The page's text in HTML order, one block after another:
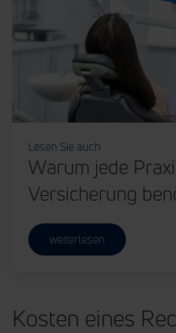
Lesen Sie auch
Warum jede
Versicherung
weiterlesen
Kosten eines